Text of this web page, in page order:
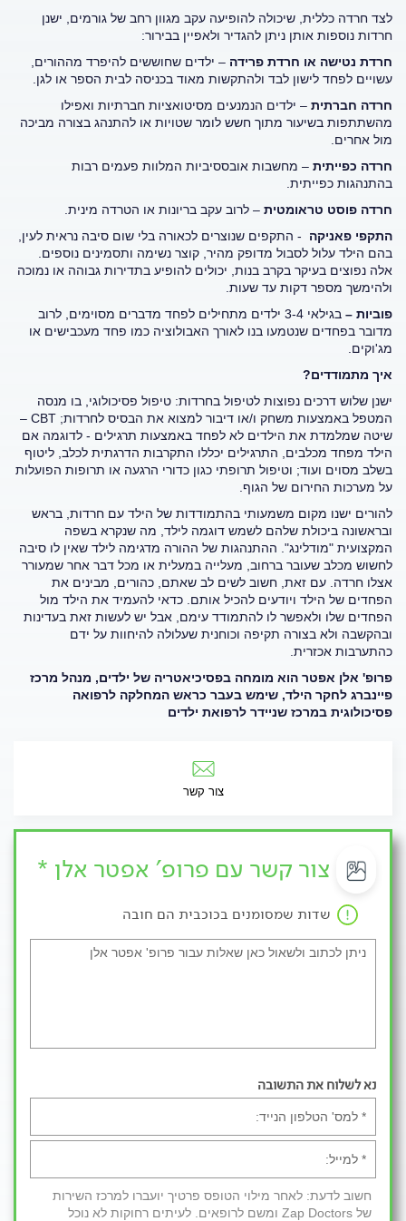
לצד חרדה כללית, שיכולה להופיעה עקב מגוון רחב של גורמים, ישנן
חרדות נוספות אותן ניתן להגדיר ולאפיין בבירור:
חרדת נטישה או חרדת פרידה – ילדים שחוששים להיפרד מההורים,
עשויים לפחד לישון לבד ולהתקשות מאוד בכניסה לבית הספר או לגן.
חרדה חברתית – ילדים הנמנעים מסיטואציות חברתיות ואפילו
מהשתתפות בשיעור מתוך חשש לומר שטויות או להתנהג בצורה מביכה
מול אחרים.
חרדה כפייתית – מחשבות אובססיביות המלוות פעמים רבות
בהתנהגות כפייתית.
חרדה פוסט טראומטית – לרוב עקב בריונות או הטרדה מינית.
התקפי פאניקה
- התקפים שנוצרים לכאורה בלי שום סיבה נראית לעין,
בהם הילד עלול לסבול מדופק מהיר, קוצר נשימה ותסמינים נוספים.
אלה נפוצים בעיקר בקרב בנות, יכולים להופיע בתדירות גבוהה או נמוכה
ולהימשך מספר דקות עד שעות.
פוביות –
בגילאי 3-4 ילדים מתחילים לפחד מדברים מסוימים, לרוב
מדובר בפחדים שנטמעו בנו לאורך האבולוציה כמו פחד מעכבישים או
מג'וקים.
איך מתמודדים?
ישנן שלוש דרכים נפוצות לטיפול בחרדות: טיפול פסיכולוגי, בו מנסה
המטפל באמצעות משחק ו/או דיבור למצוא את הבסיס לחרדות; CBT
–
שיטה שמלמדת את הילדים לא לפחד באמצעות תרגילים - לדוגמה אם
הילד מפחד מכלבים, התרגילים יכללו התקרבות הדרגתית לכלב, ליטוף
בשלב מסוים ועוד; וטיפול תרופתי כגון כדורי הרגעה או תרופות הפועלות
על מערכות החירום של הגוף.
להורים ישנו מקום משמעותי בהתמודדות של הילד עם חרדות, בראש
ובראשונה ביכולת שלהם לשמש דוגמה לילד, מה שנקרא בשפה
המקצועית "מודלינג". ההתנהגות של ההורה מדגימה לילד שאין לו סיבה
לחשוש מכלב שעובר ברחוב, מעלייה במעלית או מכל דבר אחר שמעורר
אצלו חרדה. עם זאת, חשוב לשים לב שאתם, כהורים, מבינים את
הפחדים של הילד ויודעים להכיל אותם. כדאי להעמיד את הילד מול
הפחדים שלו ולאפשר לו להתמודד עימם, אבל יש לעשות זאת בעדינות
ובהקשבה ולא בצורה תקיפה וכוחנית שעלולה להיחוות על ידם
כהתערבות אכזרית.
פרופ' אלן אפטר הוא מומחה בפסיכיאטריה של ילדים, מנהל מרכז
פיינברג לחקר הילד, שימש בעבר כראש המחלקה לרפואה
פסיכולוגית במרכז שניידר לרפואת ילדים
צור קשר
צור קשר עם פרופ' אפטר אלן *
שדות שמסומנים בכוכבית הם חובה
נא לשלוח את התשובה
חשוב לדעת: לאחר מילוי הטופס פרטיך יועברו למרכז השירות
של Zap Doctors ומשם לרופאים. לעיתים רחוקות לא נוכל